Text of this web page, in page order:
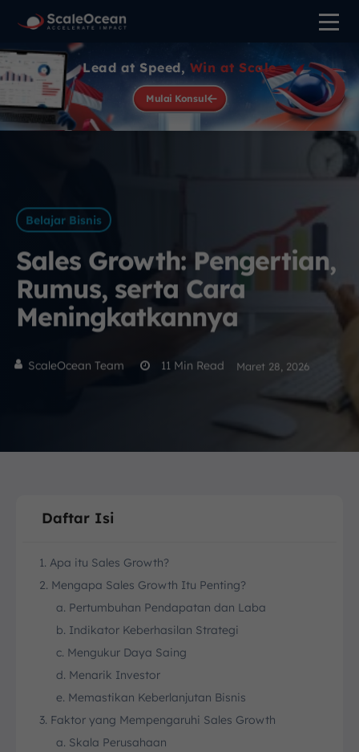
Lead at Speed, Win at Scale
Mulai Konsul
Belajar Bisnis
Sales Growth: Pengertian,
Rumus, serta Cara
Meningkatkannya
ScaleOcean Team 11 Min Read Maret 28, 2026
Daftar Isi
1. Apa itu Sales Growth?
2. Mengapa Sales Growth Itu Penting?
a. Pertumbuhan Pendapatan dan Laba
b. Indikator Keberhasilan Strategi
c. Mengukur Daya Saing
d. Menarik Investor
e. Memastikan Keberlanjutan Bisnis
3. Faktor yang Mempengaruhi Sales Growth
a. Skala Perusahaan